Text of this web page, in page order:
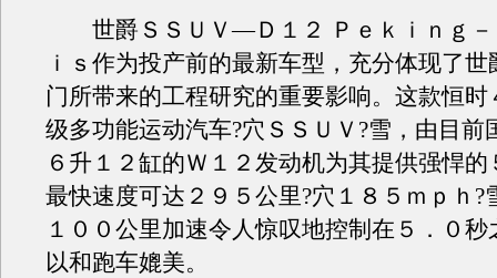
世爵ＳＳＵＶ—Ｄ１２ Ｐｅｋｉｎｇ－
ｉｓ作为投产前的最新车型，充分体现了
门所带来的工程研究的重要影响。这款恒时
级多功能运动汽车?穴ＳＳＵＶ?雪，由目前
６升１２缸的Ｗ１２发动机为其提供强悍
最快速度可达２９５公里?穴１８５ｍｐｈ?
１００公里加速令人惊叹地控制在５．０
以和跑车媲美。